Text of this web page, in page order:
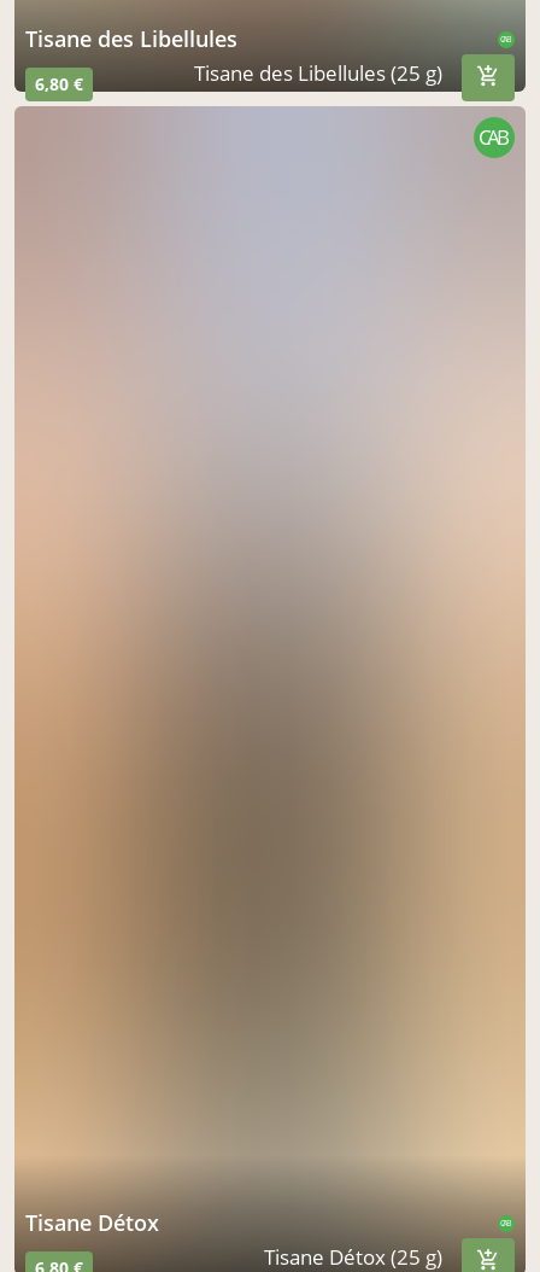
Tisane des Libellules CAB
6,80 € Tisane des Libellules (25 g)
Tisane Détox CAB
Tisane Détox (25 g)
CAB